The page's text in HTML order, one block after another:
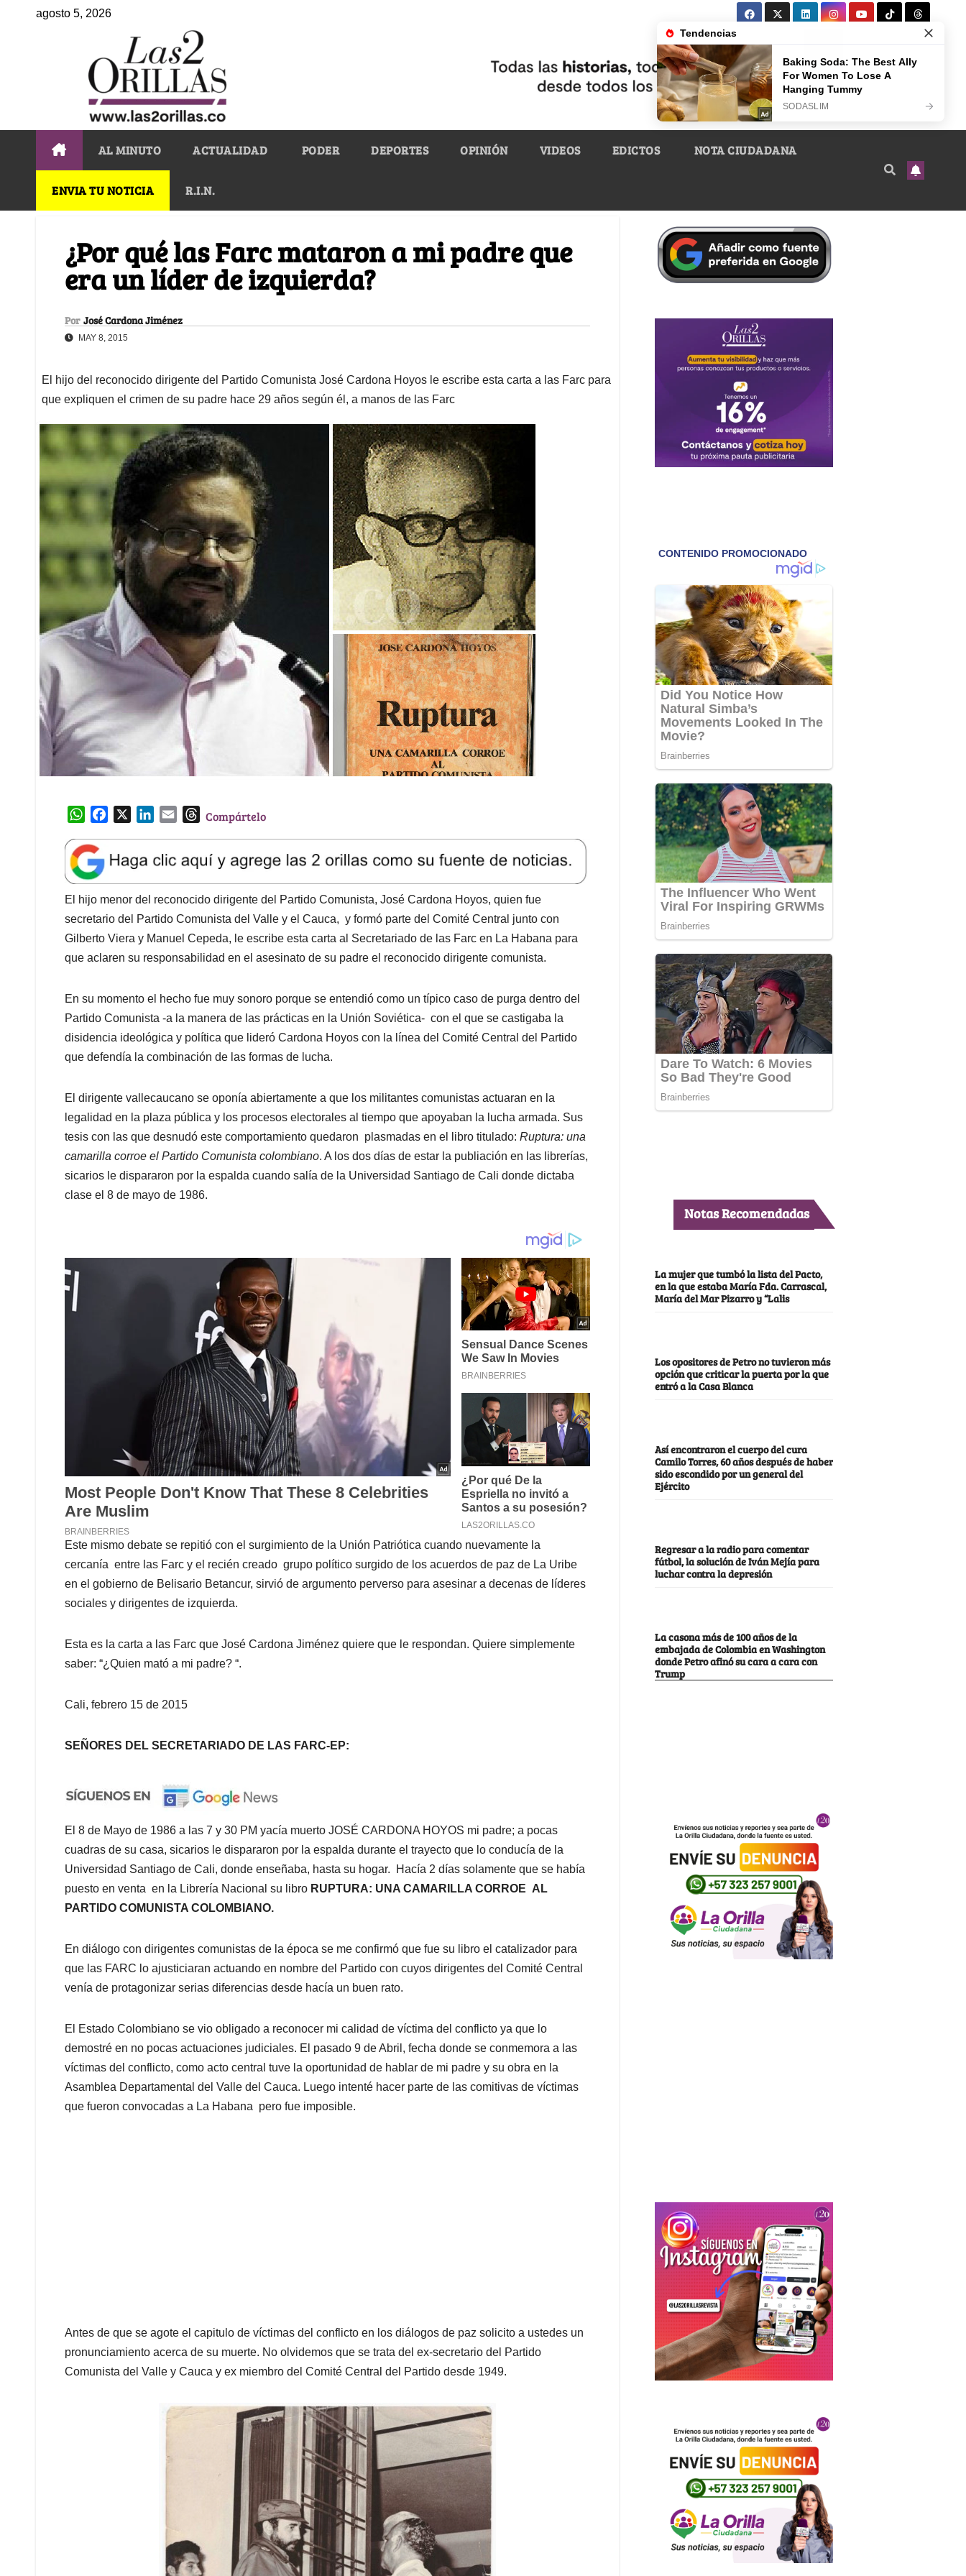
agosto 5, 2026
AL MINUTO ACTUALIDAD PODER DEPORTES OPINIÓN VIDEOS EDICTOS NOTA CIUDADANA
ENVIA TU NOTICIA R.I.N.
¿Por qué las Farc mataron a mi padre que
era un líder de izquierda?
Por José Cardona Jiménez
MAY 8, 2015
El hijo del reconocido dirigente del Partido Comunista José Cardona Hoyos le escribe esta carta a las Farc para
que expliquen el crimen de su padre hace 29 años según él, a manos de las Farc
W
a
t
s
A
p
p
e
b
o
o
k
k
e
d
I
n
l
T
e
a
d
s
Compártelo
El hijo menor del reconocido dirigente del Partido Comunista, José Cardona Hoyos, quien fue
secretario del Partido Comunista del Valle y el Cauca, y formó parte del Comité Central junto con
Gilberto Viera y Manuel Cepeda, le escribe esta carta al Secretariado de las Farc en La Habana para
que aclaren su responsabilidad en el asesinato de su padre el reconocido dirigente comunista.
En su momento el hecho fue muy sonoro porque se entendió como un típico caso de purga dentro del
Partido Comunista -a la manera de las prácticas en la Unión Soviética- con el que se castigaba la
disidencia ideológica y política que lideró Cardona Hoyos con la línea del Comité Central del Partido
que defendía la combinación de las formas de lucha.
El dirigente vallecaucano se oponía abiertamente a que los militantes comunistas actuaran en la
legalidad en la plaza pública y los procesos electorales al tiempo que apoyaban la lucha armada. Sus
tesis con las que desnudó este comportamiento quedaron plasmadas en el libro titulado: Ruptura: una
camarilla corroe el Partido Comunista colombiano. A los dos días de estar la publiación en las librerías,
sicarios le dispararon por la espalda cuando salía de la Universidad Santiago de Cali donde dictaba
clase el 8 de mayo de 1986.
Este mismo debate se repitió con el surgimiento de la Unión Patriótica cuando nuevamente la
cercanía entre las Farc y el recién creado grupo político surgido de los acuerdos de paz de La Uribe
en el gobierno de Belisario Betancur, sirvió de argumento perverso para asesinar a decenas de líderes
sociales y dirigentes de izquierda.
Esta es la carta a las Farc que José Cardona Jiménez quiere que le respondan. Quiere simplemente
saber: “¿Quien mató a mi padre? “.
Cali, febrero 15 de 2015
SEÑORES DEL SECRETARIADO DE LAS FARC-EP:
El 8 de Mayo de 1986 a las 7 y 30 PM yacía muerto JOSÉ CARDONA HOYOS mi padre; a pocas
cuadras de su casa, sicarios le dispararon por la espalda durante el trayecto que lo conducía de la
Universidad Santiago de Cali, donde enseñaba, hasta su hogar. Hacía 2 días solamente que se había
puesto en venta en la Librería Nacional su libro RUPTURA: UNA CAMARILLA CORROE AL
PARTIDO COMUNISTA COLOMBIANO.
En diálogo con dirigentes comunistas de la época se me confirmó que fue su libro el catalizador para
que las FARC lo ajusticiaran actuando en nombre del Partido con cuyos dirigentes del Comité Central
venía de protagonizar serias diferencias desde hacía un buen rato.
El Estado Colombiano se vio obligado a reconocer mi calidad de víctima del conflicto ya que lo
demostré en no pocas actuaciones judiciales. El pasado 9 de Abril, fecha donde se conmemora a las
víctimas del conflicto, como acto central tuve la oportunidad de hablar de mi padre y su obra en la
Asamblea Departamental del Valle del Cauca. Luego intenté hacer parte de las comitivas de víctimas
que fueron convocadas a La Habana pero fue imposible.
Antes de que se agote el capitulo de víctimas del conflicto en los diálogos de paz solicito a ustedes un
pronunciamiento acerca de su muerte. No olvidemos que se trata del ex-secretario del Partido
Comunista del Valle y Cauca y ex miembro del Comité Central del Partido desde 1949.
Notas Recomendadas
La mujer que tumbó la lista del Pacto,
en la que estaba María Fda. Carrascal,
María del Mar Pizarro y “Lalis
Los opositores de Petro no tuvieron más
opción que criticar la puerta por la que
entró a la Casa Blanca
Así encontraron el cuerpo del cura
Camilo Torres, 60 años después de haber
sido escondido por un general del
Ejército
Regresar a la radio para comentar
fútbol, la solución de Iván Mejía para
luchar contra la depresión
La casona más de 100 años de la
embajada de Colombia en Washington
donde Petro afinó su cara a cara con
Trump